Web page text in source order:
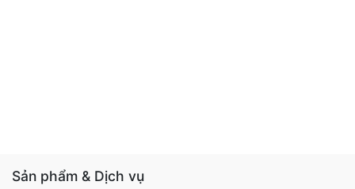
Sản phẩm & Dịch vụ